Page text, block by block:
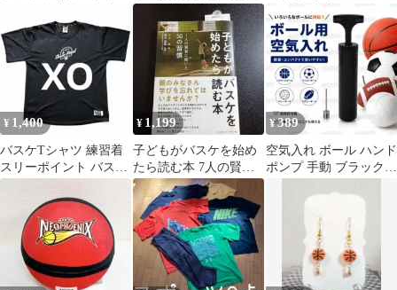
供 ボール付き 新品未使
のポイント50
¥ 1,400
バスケTシャツ 練習着
スリーポイント バスケ
ットボール Tシャツ 黒
¥ 1,199
子どもがバスケを始め
たら読む本 7人の賢者
に聞いた50の習慣
¥389
空気入れ ボール ハンド
ポンプ 手動 ブラック